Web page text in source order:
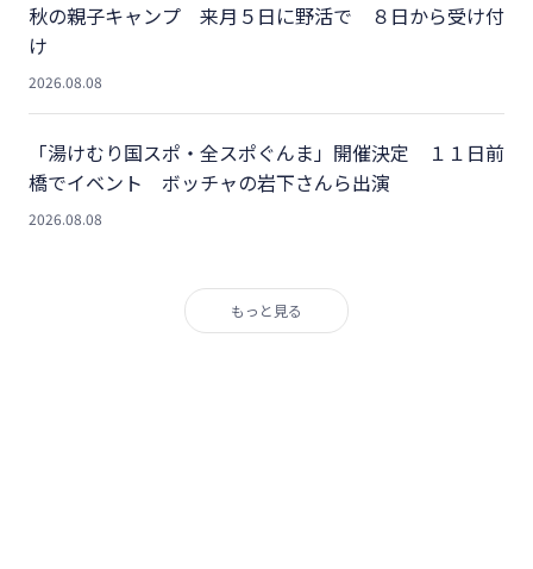
秋の親子キャンプ 来月５日に野活で ８日から受け付
け
2026.08.08
「湯けむり国スポ・全スポぐんま」開催決定 １１日前
橋でイベント ボッチャの岩下さんら出演
2026.08.08
もっと見る